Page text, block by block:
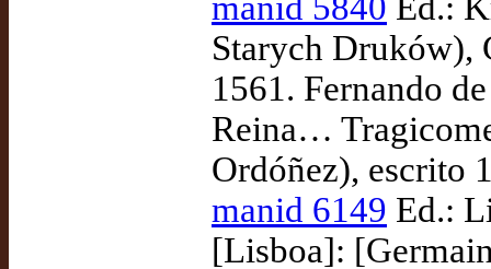
Starych Druków),
1561. Fernando
Reina…
Ordóñez), escrito
manid 6149 Ed.:
[Lisboa]: